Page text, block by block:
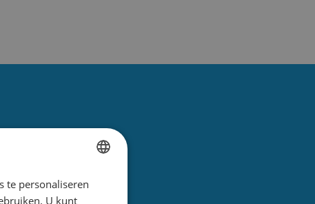
DUTCH
te personaliseren
U kunt